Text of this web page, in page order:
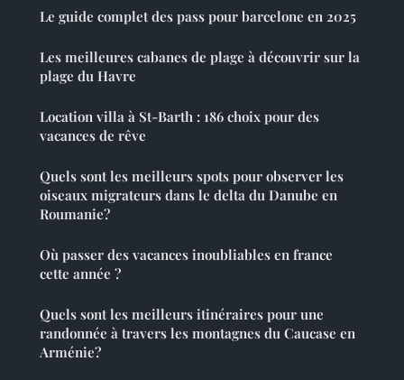
Le guide complet des pass pour barcelone en 2025
Les meilleures cabanes de plage à découvrir sur la
plage du Havre
Location villa à St-Barth : 186 choix pour des
vacances de rêve
Quels sont les meilleurs spots pour observer les
oiseaux migrateurs dans le delta du Danube en
Roumanie?
Où passer des vacances inoubliables en france
cette année ?
Quels sont les meilleurs itinéraires pour une
randonnée à travers les montagnes du Caucase en
Arménie?